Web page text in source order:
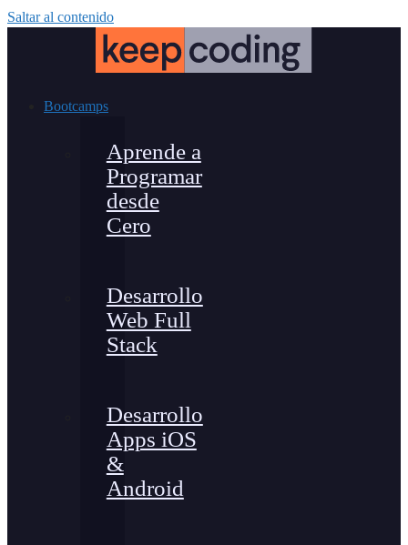
Saltar al contenido
Bootcamps
Aprende a
Programar
desde
Cero
Desarrollo
Web Full
Stack
Desarrollo
Apps iOS
&
Android